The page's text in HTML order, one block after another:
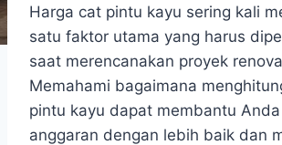
Harga cat pintu kayu sering kali
satu faktor utama yang harus
saat merencanakan proyek
Memahami bagaimana
pintu kayu dapat membantu
anggaran dengan lebih baik dan